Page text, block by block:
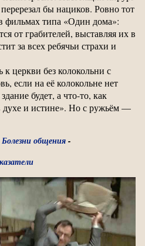
бы нациков. Ровно тот
типа «Один дома»:
от грабителей, выставляя их в
за всех ребячьи страхи и
церкви без колокольни с
если на её колокольне нет
будет, а что-то, как
духе и истине». Но с ружьём —
Болезни общения-